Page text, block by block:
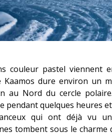
couleur pastel viennent
Kaamos dure environ un
au Nord du cercle
pendant quelques heures
qui ont déjà vu
tombent sous le